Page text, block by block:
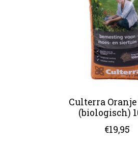
Culterra Oranje
(biologisch)
€19,95